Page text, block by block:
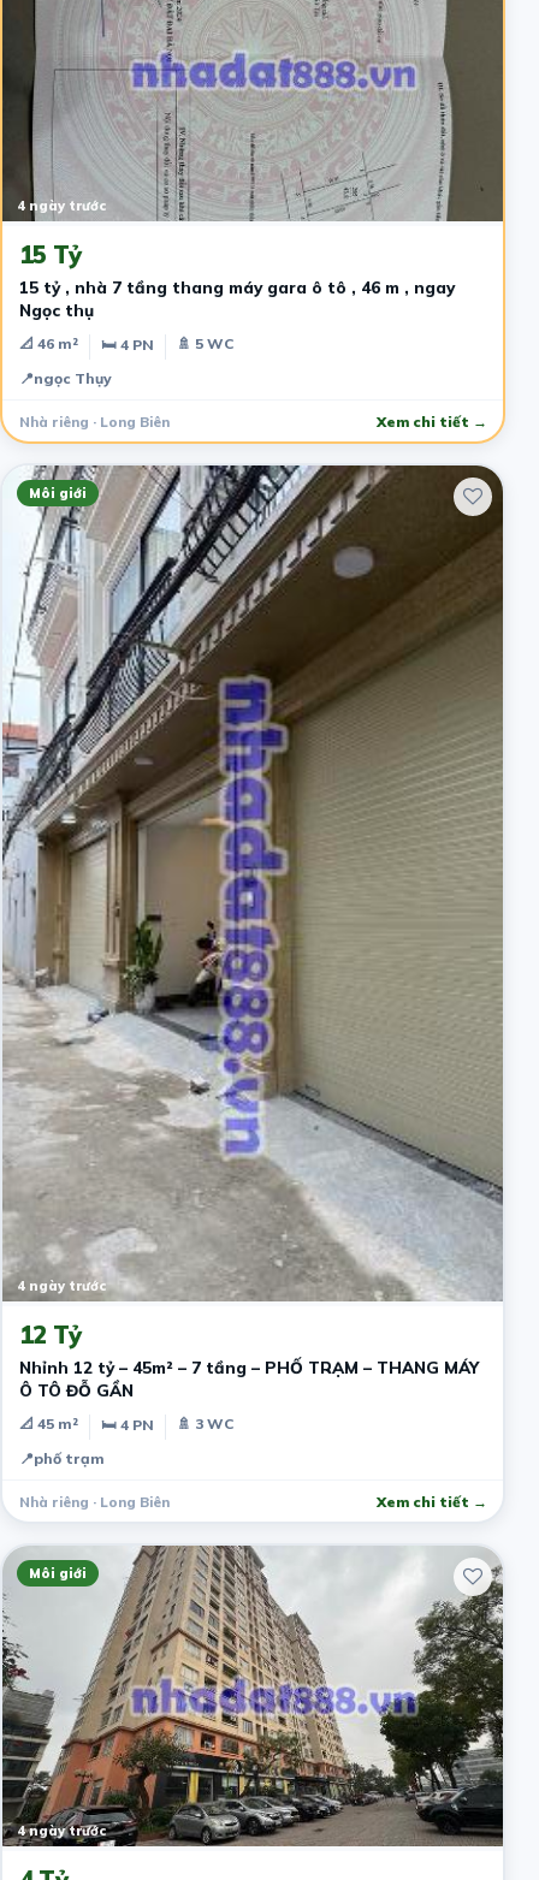
4 ngày trước
15 Tỷ
15 tỷ , nhà 7 tầng thang máy gara ô tô , 46 m , ngay
Ngọc thụ
📐 46 m² 🛏 4 PN
🚿 5 WC
📍ngọc Thụy
Nhà riêng · Long Biên Xem chi tiết →
Môi giới
4 ngày trước
12 Tỷ
Nhỉnh 12 tỷ – 45m² – 7 tầng – PHỐ TRẠM – THANG MÁY
Ô TÔ ĐỖ GẦN
📐 45 m² 🛏 4 PN
🚿 3 WC
📍phố trạm
Nhà riêng · Long Biên Xem chi tiết →
Môi giới
4 ngày trước